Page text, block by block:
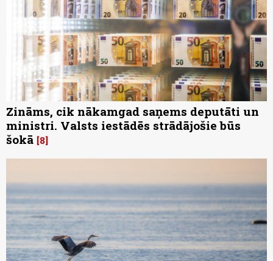
Zināms, cik nākamgad saņems deputāti un
ministri. Valsts iestādēs strādājošie būs
šokā 8